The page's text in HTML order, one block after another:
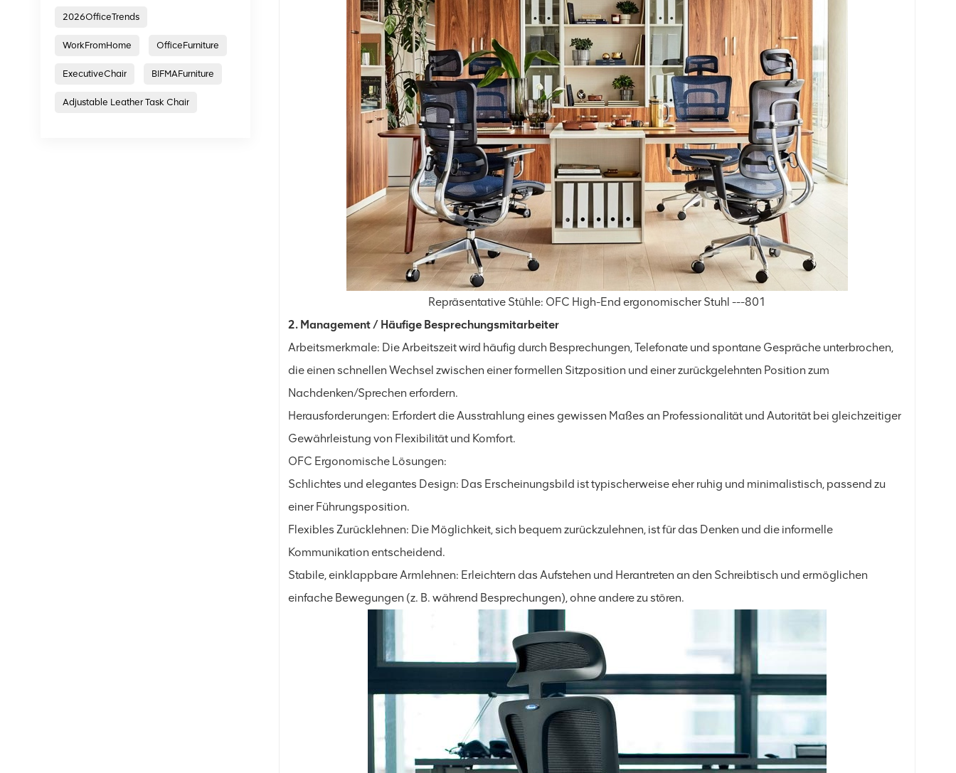
Repräsentative Stühle: OFC High-End ergonomischer Stuhl ---801
2. Management / Häufige Besprechungsmitarbeiter
Arbeitsmerkmale: Die Arbeitszeit wird häufig durch Besprechungen, Telefonate und spontane Gespräche unterbrochen,
die einen schnellen Wechsel zwischen einer formellen Sitzposition und einer zurückgelehnten Position zum
Nachdenken/Sprechen erfordern.
Herausforderungen: Erfordert die Ausstrahlung eines gewissen Maßes an Professionalität und Autorität bei gleichzeitiger
Gewährleistung von Flexibilität und Komfort.
OFC Ergonomische Lösungen:
Schlichtes und elegantes Design: Das Erscheinungsbild ist typischerweise eher ruhig und minimalistisch, passend zu
einer Führungsposition.
Flexibles Zurücklehnen: Die Möglichkeit, sich bequem zurückzulehnen, ist für das Denken und die informelle
Kommunikation entscheidend.
Stabile, einklappbare Armlehnen: Erleichtern das Aufstehen und Herantreten an den Schreibtisch und ermöglichen
einfache Bewegungen (z. B. während Besprechungen), ohne andere zu stören.
2026OfficeTrends
WorkFromHome OfficeFurniture
ExecutiveChair BIFMAFurniture
Adjustable Leather Task Chair